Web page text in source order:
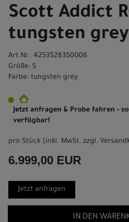
Scott Addict
tungsten grey
Art.Nr. 4253528350006
Größe: S
Farbe: tungsten grey
Jetzt anfragen & Probe fahren -
verfügbar!
pro Stück (inkl. MwSt. zzgl.
6.999,00 EUR
Jetzt anfragen
IN DEN